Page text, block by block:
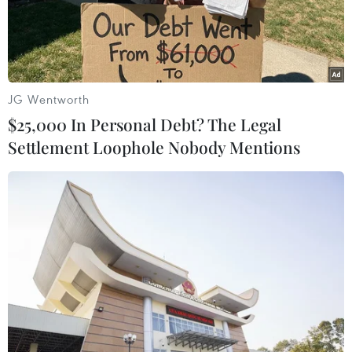
"Khi ăn phải chất này, đầu tiên, người bệnh sẽ
bị tổn thương đường tiêu hóa, gây phồng rộp,
bỏng đường tiêu hóa, hoại tử dạ dày, ruột…
Cartharidin đi đến cơ quan nào sẽ làm tổn
thương cơ quan đó nên sau khi gây tổn thương
đường tiêu hóa sẽ gây tổn thương gan, thận… và
thậm chí có thể gây tử vong," Tiến sỹ Nguyễn
Trung Nguyên cho biết.
Cũng theo chuyên gia chống độc, biểu hiện đầu
tiên của người ngộ độc Cartharidin sẽ liên quan
đến đường tiêu hóa như buồn nôn, nôn, nôn ra
máu, đau bụng, chướng bụng, tiêu chảy…, sau
đó đến các biểu hiện như đi tiểu buốt, tiểu khó,
tiểu ra máu…
JG Wentworth
$25,000 In Personal Debt? The Legal
Settlement Loophole Nobody Mentions